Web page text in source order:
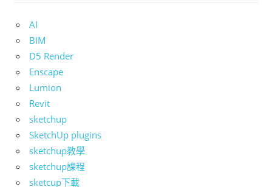
AI
BIM
D5 Render
Enscape
Lumion
Revit
sketchup
SketchUp plugins
sketchup教學
sketchup課程
sketcup下載